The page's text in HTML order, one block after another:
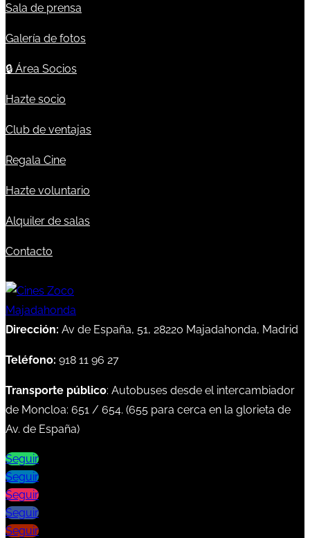
Sala de prensa
Galería de fotos
🔒 Área Socios
Hazte socio
Club de ventajas
Regala Cine
Hazte voluntario
Alquiler de salas
Contacto
Dirección: Av de España, 51, 28220 Majadahonda, Madrid
Teléfono: 918 11 96 27
Transporte público: Autobuses desde el intercambiador
de Moncloa: 651 / 654. (655 para cerca en la glorieta de
Av. de España)
Seguir
Seguir
Seguir
Seguir
Seguir